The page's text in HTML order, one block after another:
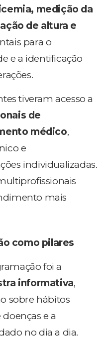
medição da
de altura e
para o
e a identificação
tiveram acesso a
de
médico,
e
individualizadas.
mais
como pilares
foi a
informativa,
sobre hábitos
e a
no dia a dia.